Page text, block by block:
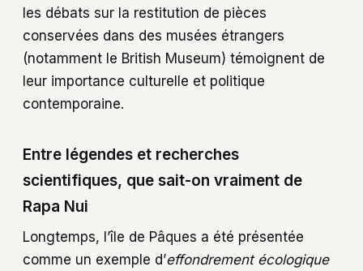
les débats sur la restitution de pièces
conservées dans des musées étrangers
(notamment le British Museum) témoignent de
leur importance culturelle et politique
contemporaine.
Entre légendes et recherches
scientifiques, que sait-on vraiment de
Rapa Nui
Longtemps, l’île de Pâques a été présentée
comme un exemple d’effondrement écologique